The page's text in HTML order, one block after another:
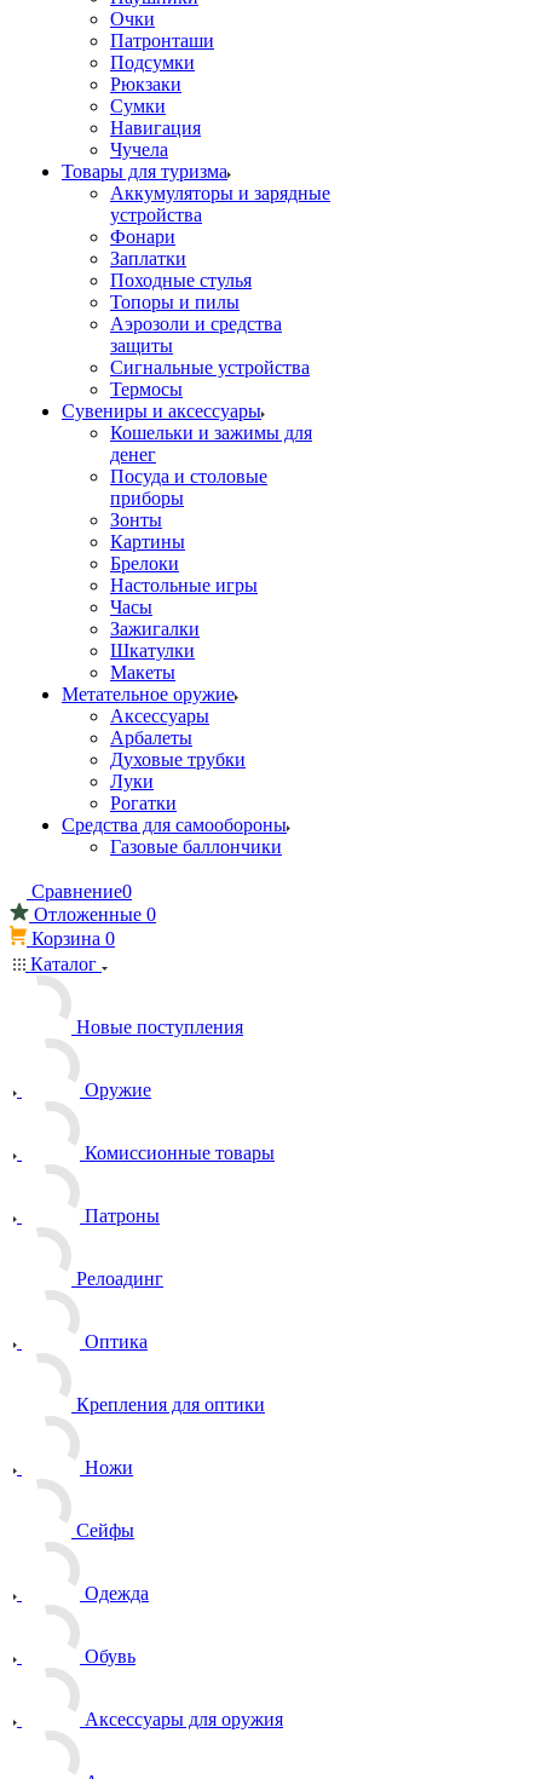
Очки
Патронташи
Подсумки
Рюкзаки
Сумки
Навигация
Чучела
Товары для туризма
Аккумуляторы и зарядные
устройства
Фонари
Заплатки
Походные стулья
Топоры и пилы
Аэрозоли и средства
защиты
Сигнальные устройства
Термосы
Сувениры и аксессуары
Кошельки и зажимы для
денег
Посуда и столовые
приборы
Зонты
Картины
Брелоки
Настольные игры
Часы
Зажигалки
Шкатулки
Макеты
Метательное оружие
Аксессуары
Арбалеты
Духовые трубки
Луки
Рогатки
Средства для самообороны
Газовые баллончики
Сравнение0
Отложенные 0
Корзина 0
Каталог
Новые поступления
Оружие
Комиссионные товары
Патроны
Релоадинг
Оптика
Крепления для оптики
Ножи
Сейфы
Одежда
Обувь
Аксессуары для оружия